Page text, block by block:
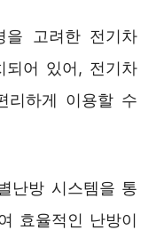
을 고려한 전기차
되어 있어, 전기차
리하게 이용할 수
난방 시스템을 통
효율적인 난방이